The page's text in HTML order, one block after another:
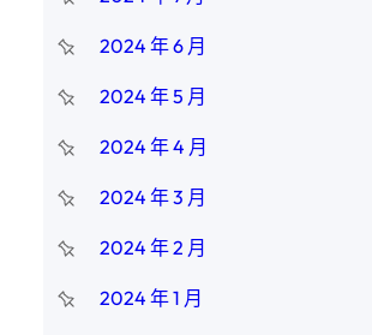
2024 年 6 月
2024 年 5 月
2024 年 4 月
2024 年 3 月
2024 年 2 月
2024 年 1 月